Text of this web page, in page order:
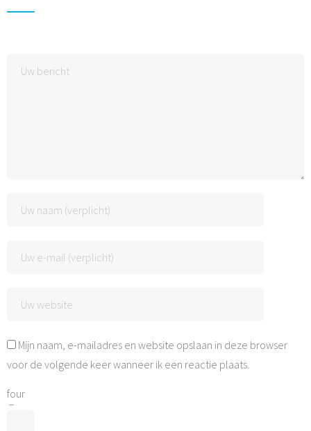
Mijn naam, e-mailadres en website opslaan in deze browser
voor de volgende keer wanneer ik een reactie plaats.
four
−